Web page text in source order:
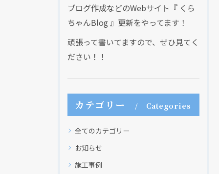
ブログ作成などのWebサイト『 くら
ちゃんBlog 』更新をやってます！
頑張って書いてますので、ぜひ見てく
ださい！！
カテゴリー Categories
全てのカテゴリー
お知らせ
施工事例